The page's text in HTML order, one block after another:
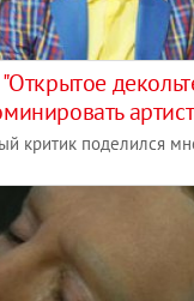
критик поделился